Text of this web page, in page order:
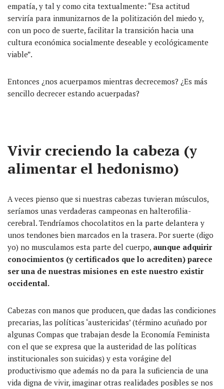
empatía, y tal y como cita textualmente: “Esa actitud
serviría para inmunizarnos de la politización del miedo y,
con un poco de suerte, facilitar la transición hacia una
cultura económica socialmente deseable y ecológicamente
viable”.
Entonces ¿nos acuerpamos mientras decrecemos? ¿Es más
sencillo decrecer estando acuerpadas?
Vivir creciendo la cabeza (y
alimentar el hedonismo)
A veces pienso que si nuestras cabezas tuvieran músculos,
seríamos unas verdaderas campeonas en halterofilia-
cerebral. Tendríamos chocolatitos en la parte delantera y
unos tendones bien marcados en la trasera. Por suerte (digo
yo) no musculamos esta parte del cuerpo, aunque adquirir
conocimientos (y certificados que lo acrediten) parece
ser una de nuestras misiones en este nuestro existir
occidental.
Cabezas con manos que producen, que dadas las condiciones
precarias, las políticas ‘austericidas’ (término acuñado por
algunas Compas que trabajan desde la Economía Feminista
con el que se expresa que la austeridad de las políticas
institucionales son suicidas) y esta vorágine del
productivismo que además no da para la suficiencia de una
vida digna de vivir, imaginar otras realidades posibles se nos